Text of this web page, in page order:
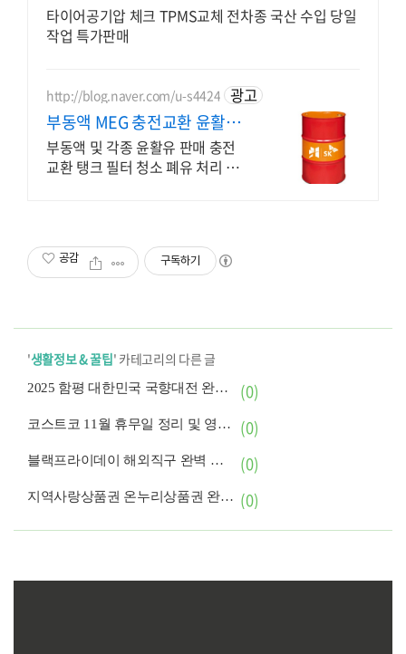
터
타이어공기압 체크 TPMS교체 전차종 국산 수입 당일
작업 특가판매
http://blog.naver.com/u-s4424 광고
부동액 MEG 충전교환 윤활유
전문 전화상담환영
부동액 및 각종 윤활유 판매 충전
교환 탱크 필터 청소 폐유 처리 제
공감 구독하기
'생활정보 & 꿀팁' 카테고리의 다른 글
2025 함평 대한민국 국향대전 완벽 가이드 (0)
코스트코 11월 휴무일 정리 및 영업시간 확인표 (0)
블랙프라이데이 해외직구 완벽 가이드 (관부가세·배송·환율까지) (0)
지역사랑상품권 온누리상품권 완벽 가이드 (0)
11월 전국 축제·행사 완벽 가이드 (가을 끝자락부터 겨울 시작까지) (1)